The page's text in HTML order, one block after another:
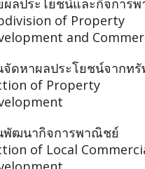
ผลประโยชน์และกิจการ
of Property
and
จัดหาผลประโยชน์จากท
of Property
พัฒนากิจการพาณิชย์
of Local